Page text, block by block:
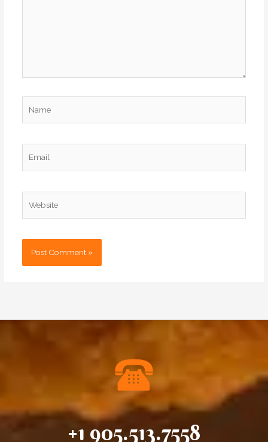
+1 905.513.7558